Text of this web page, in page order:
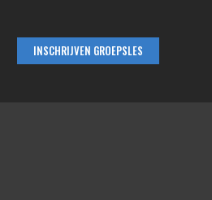
INSCHRIJVEN GROEPSLES